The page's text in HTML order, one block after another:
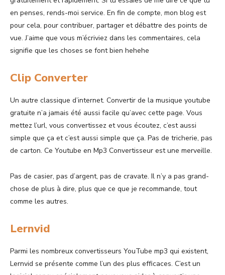
en penses, rends-moi service. En fin de compte, mon blog est
pour cela, pour contribuer, partager et débattre des points de
vue. J’aime que vous m’écriviez dans les commentaires, cela
signifie que les choses se font bien hehehe
Clip Converter
Un autre classique d’internet. Convertir de la musique youtube
gratuite n’a jamais été aussi facile qu’avec cette page. Vous
mettez l’url, vous convertissez et vous écoutez, c’est aussi
simple que ça et c’est aussi simple que ça. Pas de tricherie, pas
de carton. Ce Youtube en Mp3 Convertisseur est une merveille.
Pas de casier, pas d’argent, pas de cravate. Il n’y a pas grand-
chose de plus à dire, plus que ce que je recommande, tout
comme les autres.
Lernvid
Parmi les nombreux convertisseurs YouTube mp3 qui existent,
Lernvid se présente comme l’un des plus efficaces. C’est un